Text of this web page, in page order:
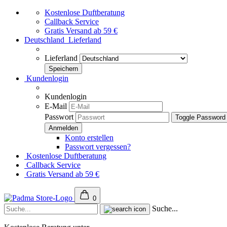
Kostenlose Duftberatung
Callback Service
Gratis Versand ab 59 €
Deutschland Lieferland
Lieferland
Kundenlogin
Kundenlogin
E-Mail
Passwort
Toggle
Konto erstellen
Passwort vergessen?
Kostenlose Duftberatung
Callback Service
Gratis Versand ab 59 €
0
Suche...